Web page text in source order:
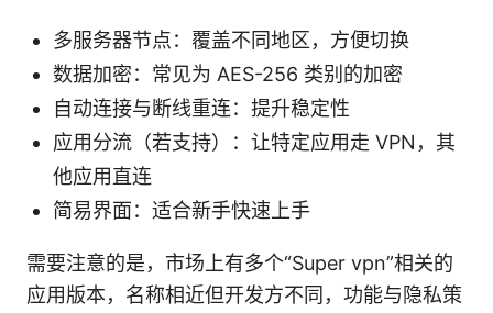
多服务器节点：覆盖不同地区，方便切换
数据加密：常见为 AES-256 类别的加密
自动连接与断线重连：提升稳定性
应用分流（若支持）：让特定应用走 VPN，其
他应用直连
简易界面：适合新手快速上手
需要注意的是，市场上有多个“Super vpn”相关的
应用版本，名称相近但开发方不同，功能与隐私策